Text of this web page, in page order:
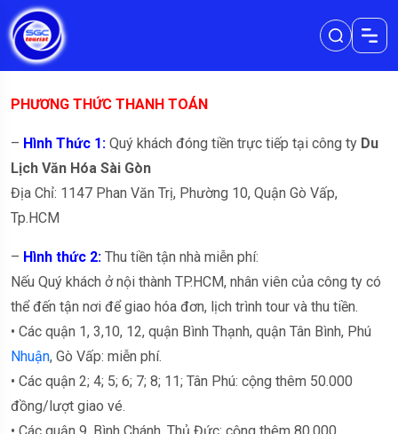
PHƯƠNG THỨC THANH TOÁN
– Hình Thức 1: Quý khách đóng tiền trực tiếp tại công ty Du
Lịch Văn Hóa Sài Gòn
Địa Chỉ: 1147 Phan Văn Trị, Phường 10, Quận Gò Vấp,
Tp.HCM
– Hình thức 2: Thu tiền tận nhà miễn phí:
Nếu Quý khách ở nội thành TP.HCM, nhân viên của công ty có
thể đến tận nơi để giao hóa đơn, lịch trình tour và thu tiền.
• Các quận 1, 3,10, 12, quận Bình Thạnh, quận Tân Bình, Phú
Nhuận, Gò Vấp: miễn phí.
• Các quận 2; 4; 5; 6; 7; 8; 11; Tân Phú: cộng thêm 50.000
đồng/lượt giao vé.